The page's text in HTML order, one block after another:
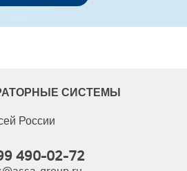
СИСТЕМЫ
России
490-02-72